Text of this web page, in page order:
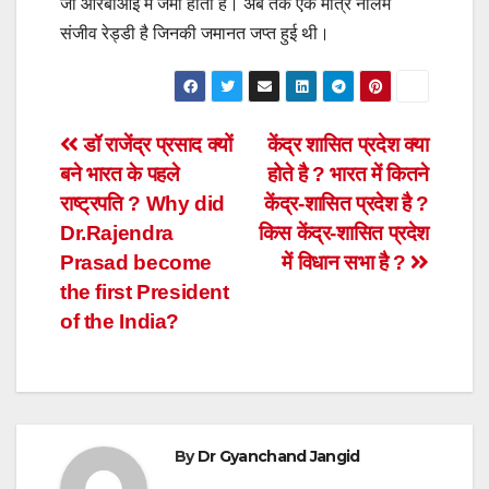
संजीव रेड्डी है जिनकी जमानत जप्त हुई थी।
Post
navigation
केंद्र शासित प्रदेश क्या
होते है ? भारत में कितने
केंद्र-शासित प्रदेश है ?
किस केंद्र-शासित प्रदेश
में विधान सभा है ?
डॉ राजेंद्र प्रसाद क्यों
बने भारत के पहले
राष्ट्रपति ? Why did
Dr.Rajendra
Prasad become
the first President
of the India?
ByDr Gyanchand Jangid